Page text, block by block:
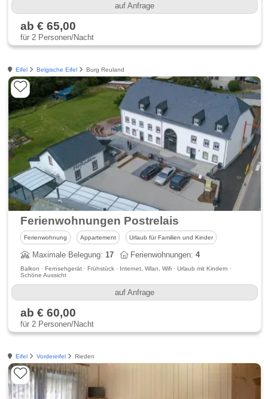
auf Anfrage
ab € 65,00
für 2 Personen/Nacht
Eifel Belgische Eifel Burg Reuland
Ferienwohnungen Postrelais
Ferienwohnung Appartement Urlaub für Familien und Kinder
Maximale Belegung:17 Ferienwohnungen:4
Balkon · Fernsehgerät · Frühstück · Internet, Wlan, Wifi · Urlaub mit Kindern ·
Schöne Aussicht
auf Anfrage
ab € 60,00
für 2 Personen/Nacht
Eifel Vordereifel Rieden